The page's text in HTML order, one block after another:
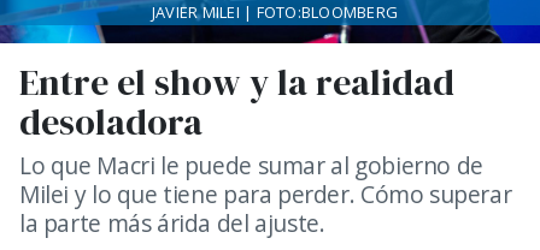
Entre el show y la realidad
desoladora
Lo que Macri le puede sumar al gobierno de
Milei y lo que tiene para perder. Cómo superar
la parte más árida del ajuste.
JAVIER MILEI | FOTO:BLOOMBERG